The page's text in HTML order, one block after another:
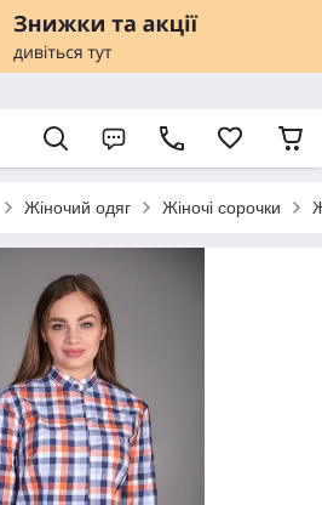
Жіночий одяг Жіночі сорочки